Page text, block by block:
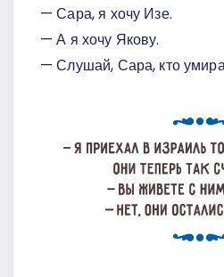
— Сара, я хочу Изе.
— А я хочу Якову.
— Слушай, Сара, кто